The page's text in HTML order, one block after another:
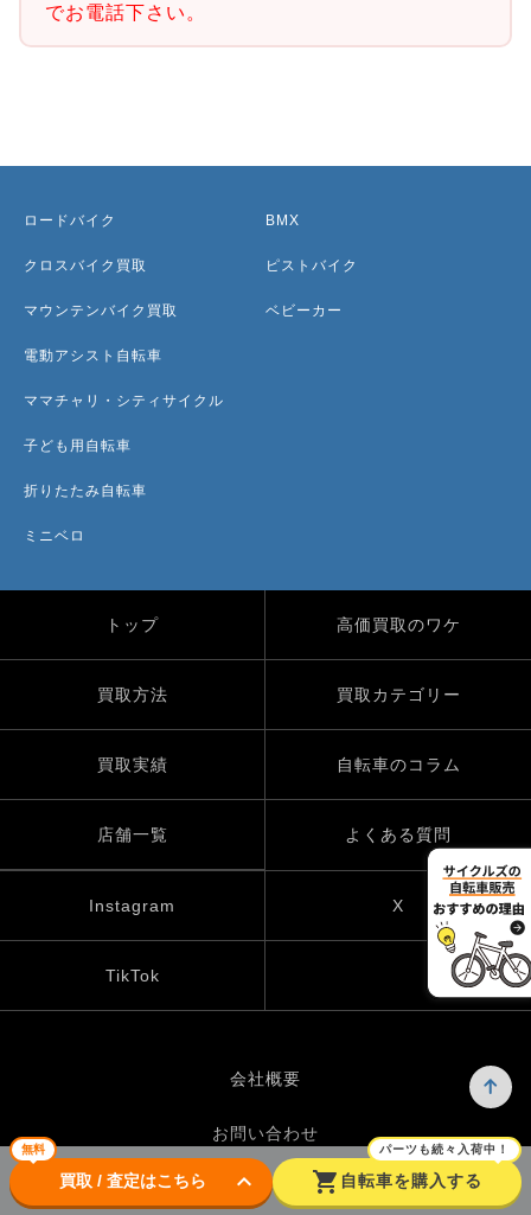
でお電話下さい。
無料
買取 / 査定はこちら keyboard_arrow_down shopping_cart
パーツも続々入荷中！
自転車を購入する
ロードバイク
クロスバイク買取
マウンテンバイク買取
電動アシスト自転車
ママチャリ・シティサイクル
子ども用自転車
折りたたみ自転車
ミニベロ
BMX
ピストバイク
ベビーカー
トップ 高価買取のワケ
買取方法 買取カテゴリー
買取実績 自転車のコラム
店舗一覧 よくある質問
Instagram X
TikTok
会社概要
お問い合わせ
プライバシーポリシー